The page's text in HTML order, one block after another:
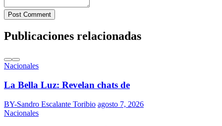
Post Comment
Publicaciones relacionadas
Nacionales
La Bella Luz: Revelan chats de
BY-Sandro Escalante Toribio agosto 7, 2026
Nacionales